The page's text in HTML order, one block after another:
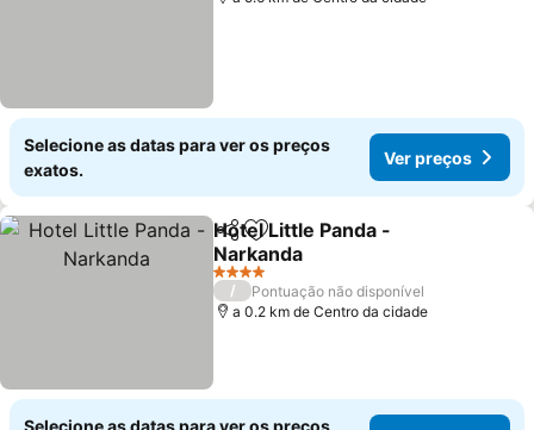
Selecione as datas para ver os preços
exatos.
Ver preços
PartilharAdicionar aos favoritos
Hotel Little Panda -
Narkanda
4 Estrelas
/
Pontuação não disponível
a 0.2 km de Centro da cidade
Selecione as datas para ver os preços